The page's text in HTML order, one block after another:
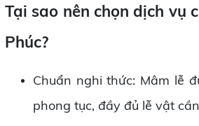
Tại sao nên chọn dịch vụ
Phúc?
Chuẩn nghi thức: Mâm lễ
phong tục, đầy đủ lễ vật